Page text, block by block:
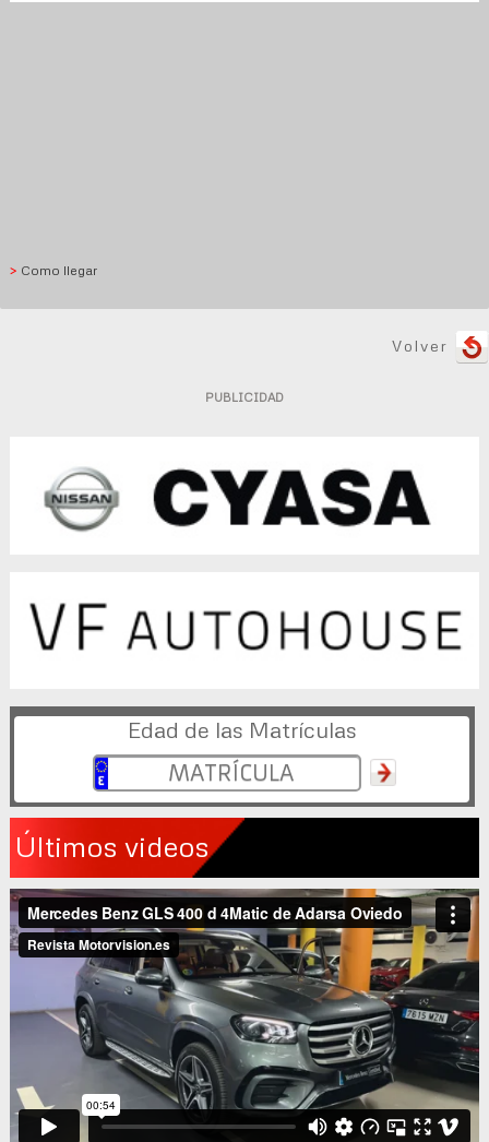
> Como llegar
Volver
PUBLICIDAD
Edad de las Matrículas
Últimos videos